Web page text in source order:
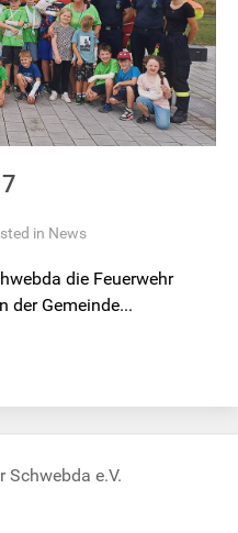
in News
die Feuerwehr
der Gemeinde...
Schwebda e.V.